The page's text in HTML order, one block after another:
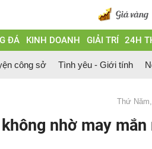
ĐÁ KINH DOANH GIẢI TRÍ 24H
công sở Tình yêu - Giới tính
Thứ
nhờ may